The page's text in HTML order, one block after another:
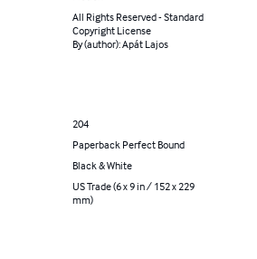
All Rights Reserved - Standard
Copyright License
By (author): Apát Lajos
204
Paperback Perfect Bound
Black & White
US Trade (6 x 9 in / 152 x 229
mm)